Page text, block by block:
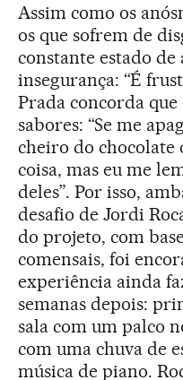
Assim como os
os que sofrem de
constante estado
insegurança: “É
Prada concorda
sabores: “Se me
cheiro do chocolate
coisa, mas eu me
deles”. Por isso,
desafio de Jordi
do projeto, com
comensais, foi
experiência ainda
semanas depois:
sala com um palco
com uma chuva de
música de piano.